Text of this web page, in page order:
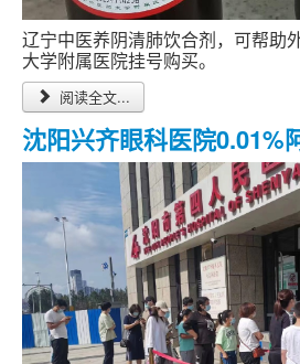
辽宁中医养阴清肺饮合剂，可帮助
大学附属医院挂号购买。
阅读全文...
沈阳兴齐眼科医院0.01%